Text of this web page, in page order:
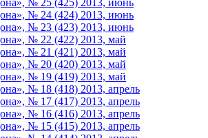
№ 25 (425) 2013, июнь
№ 24 (424) 2013, июнь
№ 23 (423) 2013, июнь
№ 22 (422) 2013, май
№ 21 (421) 2013, май
№ 20 (420) 2013, май
№ 19 (419) 2013, май
№ 18 (418) 2013, апрель
№ 17 (417) 2013, апрель
№ 16 (416) 2013, апрель
№ 15 (415) 2013, апрель